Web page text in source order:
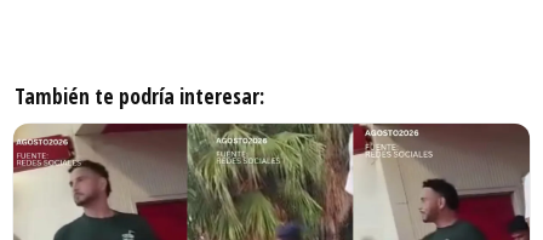
También te podría interesar: